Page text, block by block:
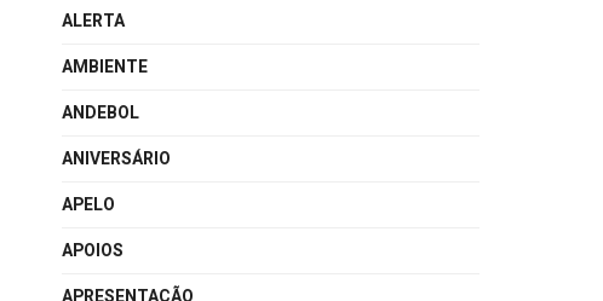
ALERTA
AMBIENTE
ANDEBOL
ANIVERSÁRIO
APELO
APOIOS